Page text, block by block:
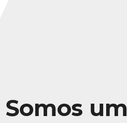
Somos um